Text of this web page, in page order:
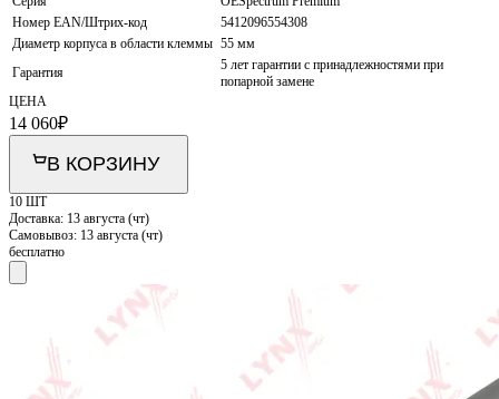
Номер EAN/Штрих-код
5412096554308
Диаметр корпуса в области клеммы 55 мм
Гарантия
5 лет гарантии с принадлежностями при
попарной замене
ЦЕНА
14 060₽
В КОРЗИНУ
10 ШТ
Доставка: 13 августа (чт)
Самовывоз: 13 августа (чт)
бесплатно